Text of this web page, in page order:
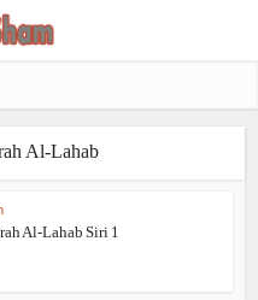
Al-Lahab
Al-Lahab Siri 1